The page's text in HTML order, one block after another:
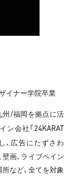
イナー学院卒業
州/福岡を拠点に活
ン会社「24KARAT
、広告にたずさわ
壁画、ライブペイン
所など、全てを対象